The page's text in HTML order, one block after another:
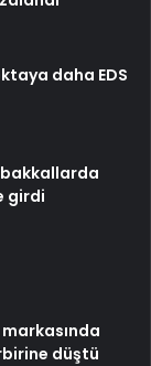
daha EDS
girdi
markasında
düştü